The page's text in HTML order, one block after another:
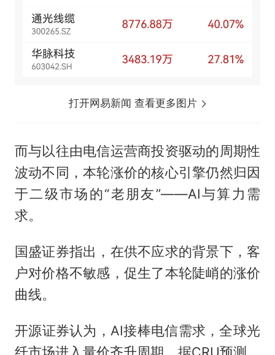
打开网易新闻 查看更多图片
而与以往由电信运营商投资驱动的周期性
波动不同，本轮涨价的核心引擎仍然归因
于二级市场的“老朋友”——AI与算力需
求。
国盛证券指出，在供不应求的背景下，客
户对价格不敏感，促生了本轮陡峭的涨价
曲线。
开源证券认为，AI接棒电信需求，全球光